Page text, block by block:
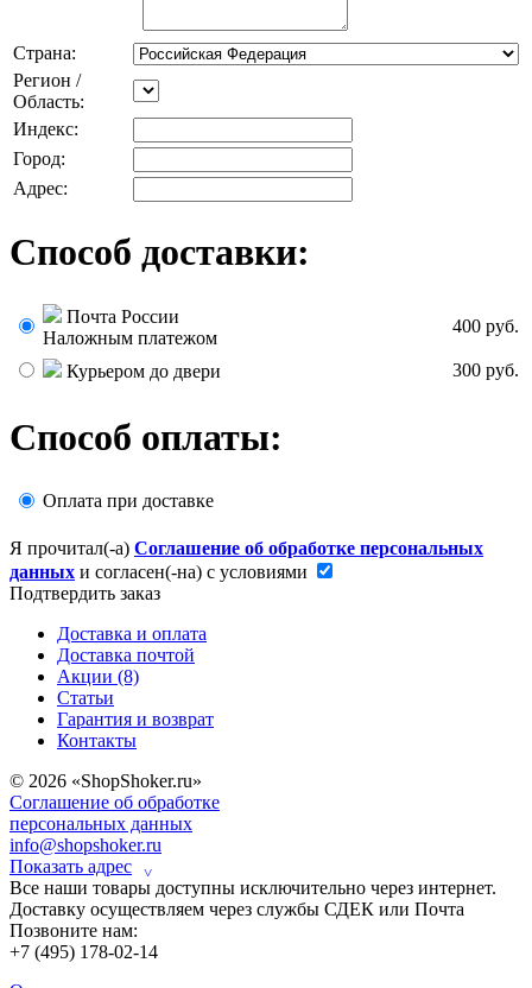
Страна:
Регион /
Область:
Индекс:
Город:
Адрес:
Способ доставки:
Почта России
Наложным платежом
400 руб.
Курьером до двери 300 руб.
Способ оплаты:
Оплата при доставке
Я прочитал(-а) Соглашение об обработке персональных
данных и согласен(-на) с условиями
Подтвердить заказ
Доставка и оплата
Доставка почтой
Акции (8)
Статьи
Гарантия и возврат
Контакты
© 2026 «ShopShoker.ru»
Соглашение об обработке
персональных данных
info@shopshoker.ru
Показать адрес
˅
Все наши товары доступны исключительно через интернет.
Доставку осуществляем через службы СДЕК или Почта
Позвоните нам:
+7 (495) 178-02-14